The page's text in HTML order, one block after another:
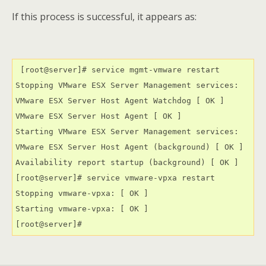
If this process is successful, it appears as:
[root@server]# service mgmt-vmware restart
Stopping VMware ESX Server Management services:
VMware ESX Server Host Agent Watchdog [ OK ]
VMware ESX Server Host Agent [ OK ]
Starting VMware ESX Server Management services:
VMware ESX Server Host Agent (background) [ OK ]
Availability report startup (background) [ OK ]
[root@server]# service vmware-vpxa restart
Stopping vmware-vpxa: [ OK ]
Starting vmware-vpxa: [ OK ]